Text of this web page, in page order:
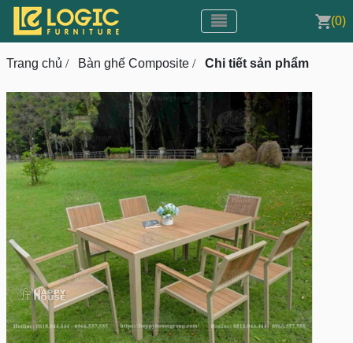
Toggle navigation
CMS v3.0 Toggle navigation(0)
Trang chủ / Bàn ghế Composite / Chi tiết sản phẩm
prev
next